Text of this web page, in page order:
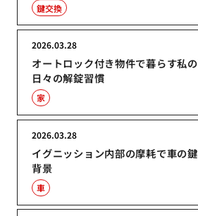
鍵交換
オートロック付き物件で暮らす私
日々の解錠習慣
2026.03.28
家
イグニッション内部の摩耗で車の
背景
2026.03.28
車